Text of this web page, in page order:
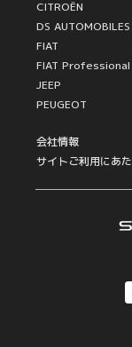
CITROËN
DS AUTOMOBILES
FIAT
FIAT Professional
JEEP
PEUGEOT
会社情報
サイトご利用にあ